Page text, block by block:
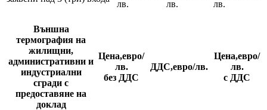
лв.
лв.
лв.
Външна
термография на
жилищни,
административни и
индустриални
сгради с
предоставяне на
доклад
Цена,евро/
лв.
без ДДС
ДДС,евро/лв.
Цена,евро/
лв.
с ДДС